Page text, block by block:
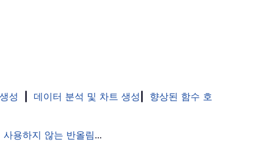
성 데이터 분석 및 차트 생성 향상된 함수 호
사용하지 않는 반올림...